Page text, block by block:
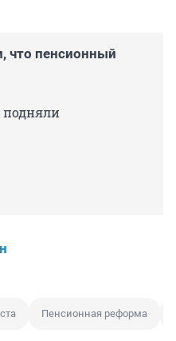
что пенсионный
подняли
Пенсионная реформа